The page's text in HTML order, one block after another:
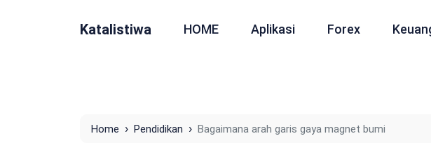
Katalistiwa HOME Aplikasi Forex
Home › Pendidikan › Bagaimana arah garis gaya magnet bumi